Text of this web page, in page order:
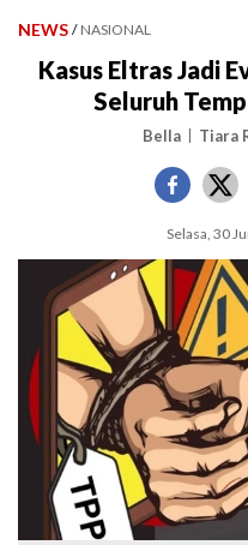
NEWS / NASIONAL
Kasus Eltras Jadi
Seluruh
Bella Tiara
Selasa, 30